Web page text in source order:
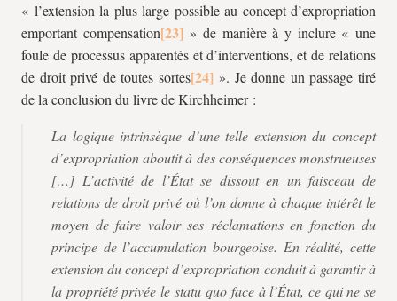
« l’extension la plus large possible au concept d’expropriation
emportant compensation
» de manière à y inclure « une
foule de processus apparentés et d’interventions, et de relations
de droit privé de toutes sortes
». Je donne un passage tiré
de la conclusion du livre de Kirchheimer :
La logique intrinsèque d’une telle extension du concept
d’expropriation aboutit à des conséquences monstrueuses
[…] L’activité de l’État se dissout en un faisceau de
relations de droit privé où l’on donne à chaque intérêt le
moyen de faire valoir ses réclamations en fonction du
principe de l’accumulation bourgeoise. En réalité, cette
extension du concept d’expropriation conduit à garantir à
la propriété privée le statu quo face à l’État, ce qui ne se